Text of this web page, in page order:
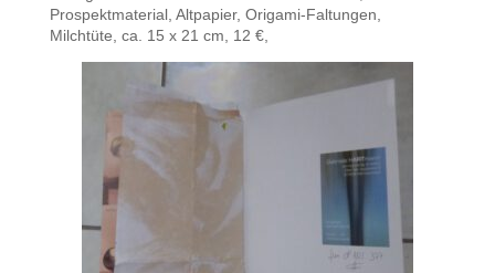
Prospektmaterial, Altpapier, Origami-Faltungen,
Milchtüte, ca. 15 x 21 cm, 12 €,